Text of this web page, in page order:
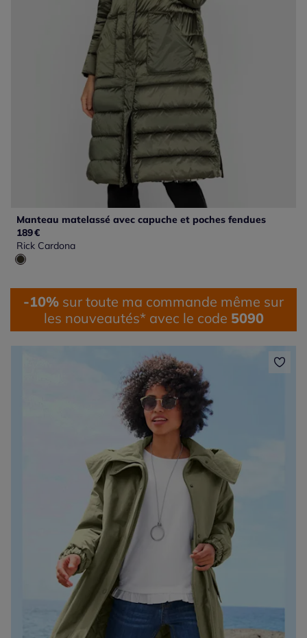
Manteau matelassé avec capuche et poches fendues
189€
Rick Cardona
-10% sur toute ma commande même sur
les nouveautés* avec le code 5090